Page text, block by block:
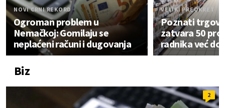
NOVI CRNI REKORD
Ogroman problem u
Nemačkoj: Gomilaju se
neplaćeni računi i dugovanja
VELIKI PREOKRET
Poznati
zatvara 50
radnika već
Biz
2